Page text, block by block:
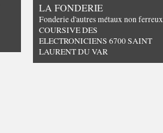
LA FONDERIE
Fonderie d'autres métaux non ferreux
COURSIVE DES
ELECTRONICIENS 6700 SAINT
LAURENT DU VAR